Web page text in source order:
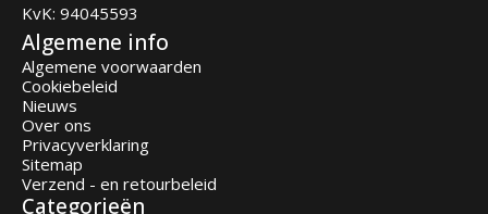
KvK: 94045593
Algemene info
Algemene voorwaarden
Cookiebeleid
Nieuws
Over ons
Privacyverklaring
Sitemap
Verzend - en retourbeleid
Categorieën